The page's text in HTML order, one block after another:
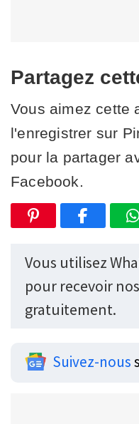
Partagez
Vous aimez cette
l'enregistrer sur
pour la partager
Facebook.
Vous utilisez
pour recevoir
gratuitement.
Suivez-nous